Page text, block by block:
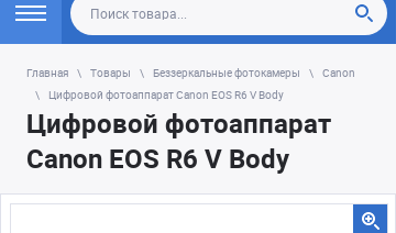
Главная Товары Беззеркальные фотокамеры
Canon
Цифровой фотоаппарат Canon EOS R6 V Body
Цифровой фотоаппарат
Canon EOS R6 V Body